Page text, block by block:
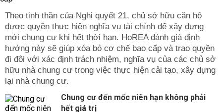
Theo tinh thần của Nghị quyết 21, chủ sở hữu căn hộ
được quyền thực hiện nghĩa vụ tài chính để xây dựng
mới chung cư khi hết thời hạn. HoREA đánh giá định
hướng này sẽ giúp xóa bỏ cơ chế bao cấp và trao quyền
đi đôi với xác định trách nhiệm, nghĩa vụ của các chủ sở
hữu nhà chung cư trong việc thực hiện cải tạo, xây dựng
lại nhà chung cư.
Chung cư đến mốc niên hạn không phải
hết giá trị